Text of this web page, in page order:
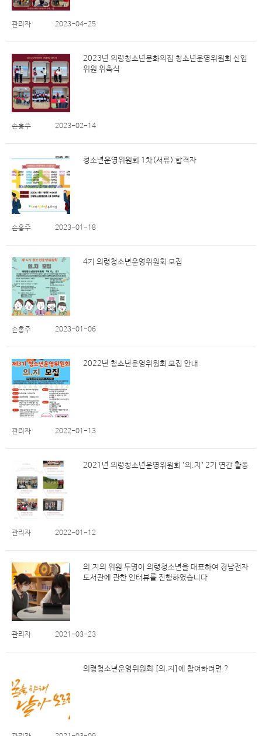
관리자 2023-04-25
2023년 의령청소년문화의집 청소년운영위원회 신입
위원 위촉식
손홍주 2023-02-14
청소년운영위원회 1차(서류) 합격자
손홍주 2023-01-18
4기 의령청소년운영위원회 모집
손홍주 2023-01-06
2022년 청소년운영위원회 모집 안내
관리자 2022-01-13
2021년 의령청소년운영위원회 "의.지" 2기 연간 활동
관리자 2022-01-12
의.지의 위원 두명이 의령청소년을 대표하여 경남전자
도서관에 관한 인터뷰를 진행하였습니다
관리자 2021-03-23
의령청소년운영위원회 [의.지]에 참여하려면 ?